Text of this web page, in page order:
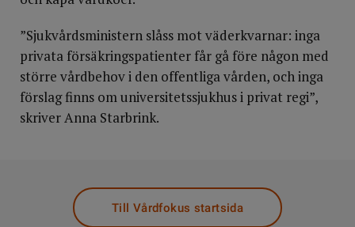
”Sjukvårdsministern slåss mot väderkvarnar: inga
privata försäkringspatienter får gå före någon med
större vårdbehov i den offentliga vården, och inga
förslag finns om universitetssjukhus i privat regi”,
skriver Anna Starbrink.
Till Vårdfokus startsida